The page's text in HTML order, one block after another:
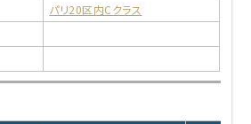
パリ20区内Cクラス